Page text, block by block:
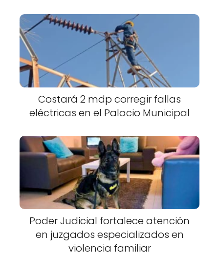
Costará 2 mdp corregir fallas
eléctricas en el Palacio Municipal
Poder Judicial fortalece atención
en juzgados especializados en
violencia familiar